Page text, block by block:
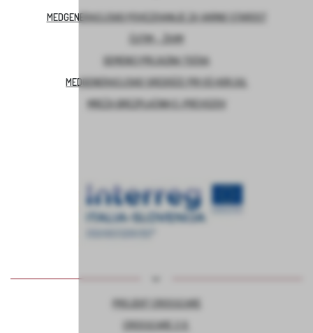
MEDGENERACIJSKO POVEZOVANJE ZA VARNO STAROST
ČUTIM – ŽIVIM
DEMENCI PRIJAZNA TOČKA
MEDGENERACIJSKO SREDIŠČE PRI OŠ HORJUL
MREŽA BREZPLAČNIH E-PREVOZOV
PROJEKT CROSSCARE
CROSSCARE 2.0